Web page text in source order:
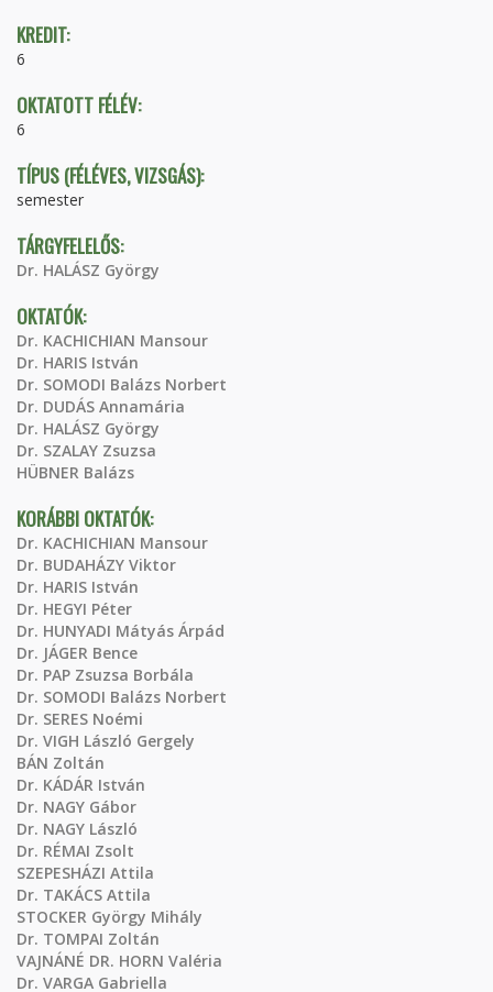
KREDIT:
6
OKTATOTT FÉLÉV:
6
TÍPUS (FÉLÉVES, VIZSGÁS):
semester
TÁRGYFELELŐS:
Dr. HALÁSZ György
OKTATÓK:
Dr. KACHICHIAN Mansour
Dr. HARIS István
Dr. SOMODI Balázs Norbert
Dr. DUDÁS Annamária
Dr. HALÁSZ György
Dr. SZALAY Zsuzsa
HÜBNER Balázs
KORÁBBI OKTATÓK:
Dr. KACHICHIAN Mansour
Dr. BUDAHÁZY Viktor
Dr. HARIS István
Dr. HEGYI Péter
Dr. HUNYADI Mátyás Árpád
Dr. JÁGER Bence
Dr. PAP Zsuzsa Borbála
Dr. SOMODI Balázs Norbert
Dr. SERES Noémi
Dr. VIGH László Gergely
BÁN Zoltán
Dr. KÁDÁR István
Dr. NAGY Gábor
Dr. NAGY László
Dr. RÉMAI Zsolt
SZEPESHÁZI Attila
Dr. TAKÁCS Attila
STOCKER György Mihály
Dr. TOMPAI Zoltán
VAJNÁNÉ DR. HORN Valéria
Dr. VARGA Gabriella